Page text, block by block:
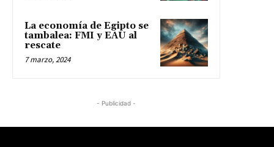
La economía de Egipto se
tambalea: FMI y EAU al
rescate
7 marzo, 2024
- Publicidad -